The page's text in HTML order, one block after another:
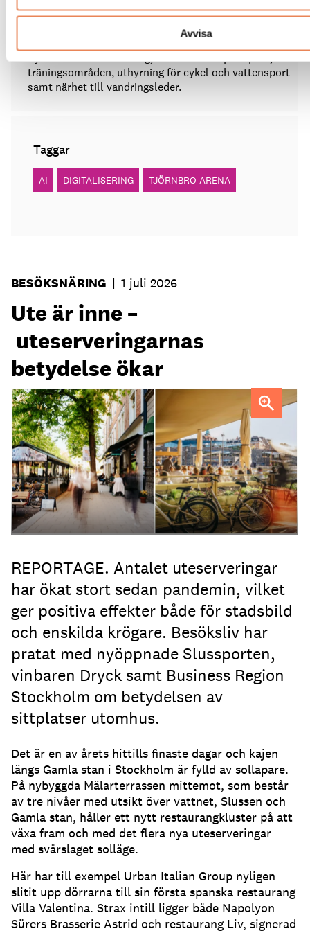
Avvisa
Erbjuder hotellägenheter i tre kategorier liksom
ställplatser för husbil och husvagn.
träningsområden, uthyrning för cykel och vattensport
samt närhet till vandringsleder.
Taggar
AI DIGITALISERING TJÖRNBRO ARENA
BESÖKSNÄRING | 1 juli 2026
Ute är inne –
uteserveringarnas
betydelse ökar
Uteservering på Dryck vinbar samt Slussporten.FOTO:
Samuel Unéus
REPORTAGE. Antalet uteserveringar
har ökat stort sedan pandemin, vilket
ger positiva effekter både för stadsbild
och enskilda krögare. Besöksliv har
pratat med nyöppnade Slussporten,
vinbaren Dryck samt Business Region
Stockholm om betydelsen av
sittplatser utomhus.
Det är en av årets hittills finaste dagar och kajen
längs Gamla stan i Stockholm är fylld av sollapare.
På nybyggda Mälarterrassen mittemot, som består
av tre nivåer med utsikt över vattnet, Slussen och
Gamla stan, håller ett nytt restaurangkluster på att
växa fram och med det flera nya uteserveringar
med svårslaget solläge.
Här har till exempel Urban Italian Group nyligen
slitit upp dörrarna till sin första spanska restaurang
Villa Valentina. Strax intill ligger både Napolyon
Sürers Brasserie Astrid och restaurang Liv, signerad